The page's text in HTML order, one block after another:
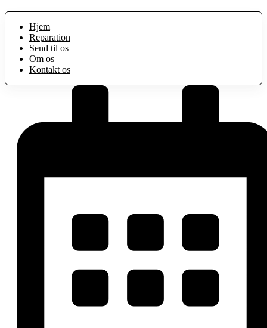
Hjem
Reparation
Send til os
Om os
Kontakt os